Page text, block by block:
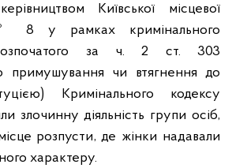
Київської місцевої
8 у рамках кримінального
за ч. 2 ст. 303
примушування чи втягнення до
Кримінального кодексу
злочинну діяльність групи осіб,
розпусти, де жінки надавали
характеру.